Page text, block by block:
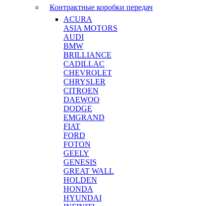
Контрактные коробки передач
ACURA
ASIA MOTORS
AUDI
BMW
BRILLIANCE
CADILLAC
CHEVROLET
CHRYSLER
CITROEN
DAEWOO
DODGE
EMGRAND
FIAT
FORD
FOTON
GEELY
GENESIS
GREAT WALL
HOLDEN
HONDA
HYUNDAI